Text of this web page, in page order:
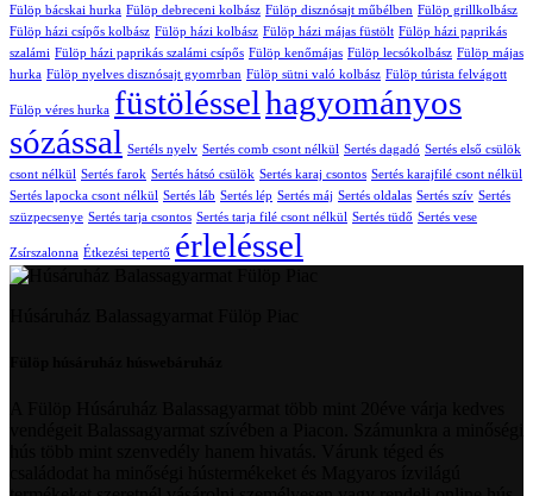
Fülöp bácskai hurka Fülöp debreceni kolbász Fülöp disznósajt műbélben Fülöp grillkolbász
Fülöp házi csípős kolbász Fülöp házi kolbász Fülöp házi májas füstölt Fülöp házi paprikás
szalámi Fülöp házi paprikás szalámi csípős Fülöp kenőmájas Fülöp lecsókolbász Fülöp májas
hurka Fülöp nyelves disznósajt gyomrban Fülöp sütni való kolbász Fülöp túrista felvágott
Fülöp véres hurka füstölésselhagyományos
sózással Sertéls nyelv Sertés comb csont nélkül Sertés dagadó Sertés első csülök
csont nélkül Sertés farok Sertés hátsó csülök Sertés karaj csontos Sertés karajfilé csont nélkül
Sertés lapocka csont nélkül Sertés láb Sertés lép Sertés máj Sertés oldalas Sertés szív Sertés
szüzpecsenye Sertés tarja csontos Sertés tarja filé csont nélkül Sertés tüdő Sertés vese
Zsírszalonna Étkezési tepertő érleléssel